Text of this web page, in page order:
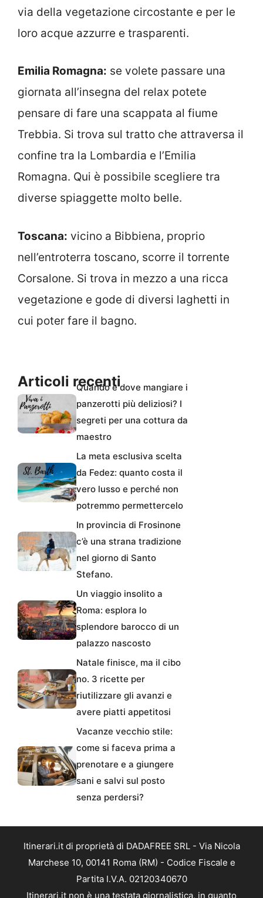
via della vegetazione circostante e per le
loro acque azzurre e trasparenti.
Emilia Romagna: se volete passare una
giornata all’insegna del relax potete
pensare di fare una scappata al fiume
Trebbia. Si trova sul tratto che attraversa il
confine tra la Lombardia e l’Emilia
Romagna. Qui è possibile scegliere tra
diverse spiaggette molto belle.
Toscana: vicino a Bibbiena, proprio
nell’entroterra toscano, scorre il torrente
Corsalone. Si trova in mezzo a una ricca
vegetazione e gode di diversi laghetti in
cui poter fare il bagno.
Articoli recentiQuando e dove mangiare i
panzerotti più deliziosi? I
segreti per una cottura da
maestro
La meta esclusiva scelta
da Fedez: quanto costa il
vero lusso e perché non
potremmo permettercelo
In provincia di Frosinone
c’è una strana tradizione
nel giorno di Santo
Stefano.
Un viaggio insolito a
Roma: esplora lo
splendore barocco di un
palazzo nascosto
Natale finisce, ma il cibo
no. 3 ricette per
riutilizzare gli avanzi e
avere piatti appetitosi
Vacanze vecchio stile:
come si faceva prima a
prenotare e a giungere
sani e salvi sul posto
senza perdersi?
Itinerari.it di proprietà di DADAFREE SRL - Via Nicola
Marchese 10, 00141 Roma (RM) - Codice Fiscale e
Partita I.V.A. 02120340670
Itinerari.it non è una testata giornalistica, in quanto